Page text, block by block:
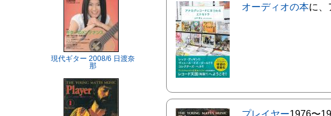
現代ギター 2008/6 日渡奈
那
オーディオの本に、
プレイヤー1976〜